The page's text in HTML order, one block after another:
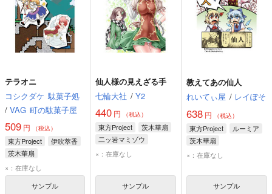
テラオニ
コシクダケ 駄菓子処
/ VAG 町の駄菓子屋
509 円 （税込）
東方Project
伊吹萃香
茨木華扇
×：在庫なし
サンプル
仙人様の見えざる手
七輪大社 / Y2
440 円 （税込）
東方Project
茨木華扇
二ッ岩マミゾウ
×：在庫なし
サンプル
教えてあの仙人
れいてぃ屋 / レイぽそ
638円 （税込）
東方Project
ルーミア
茨木華扇
×：在庫なし
サンプル